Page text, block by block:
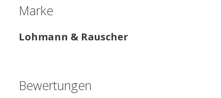
Marke
Lohmann & Rauscher
Bewertungen